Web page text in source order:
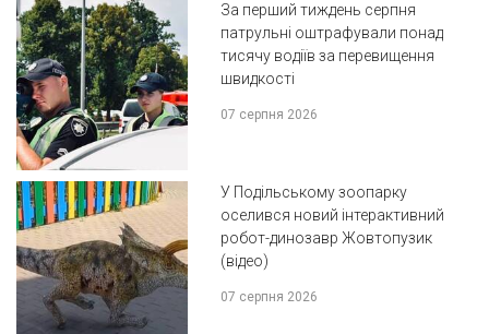
За перший тиждень серпня
патрульні оштрафували понад
тисячу водіїв за перевищення
швидкості
07 серпня 2026
У Подільському зоопарку
оселився новий інтерактивний
робот-динозавр Жовтопузик
(відео)
07 серпня 2026